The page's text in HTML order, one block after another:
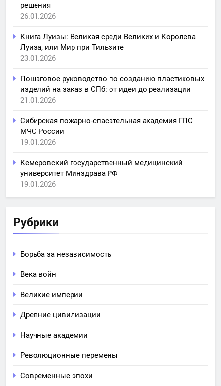
решения
26.01.2026
Книга Луизы: Великая среди Великих и Королева
Луиза, или Мир при Тильзите
23.01.2026
Пошаговое руководство по созданию пластиковых
изделий на заказ в СПб: от идеи до реализации
21.01.2026
Сибирская пожарно-спасательная академия ГПС
МЧС России
19.01.2026
Кемеровский государственный медицинский
университет Минздрава РФ
19.01.2026
Рубрики
Борьба за независимость
Века войн
Великие империи
Древние цивилизации
Научные академии
Революционные перемены
Современные эпохи